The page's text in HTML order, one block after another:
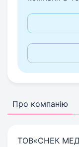
Про компанію
ТОВ«СНЕК